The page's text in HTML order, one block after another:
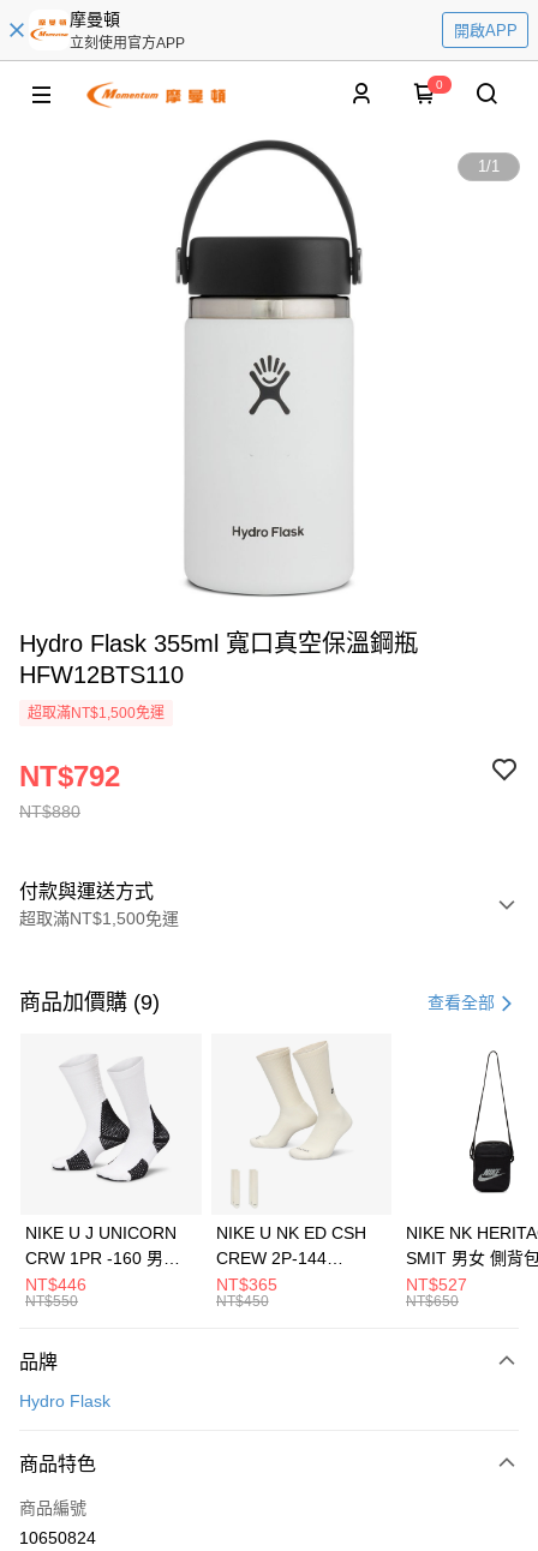
摩曼頓
立刻使用官方APP
開啟APP
0
1/1
Hydro Flask 355ml 寬口真空保溫鋼瓶
HFW12BTS110
超取滿NT$1,500免運
NT$880
NT$792
付款與運送方式
超取滿NT$1,500免運
信用卡一次付款
3 期 0 利率 每期 21家銀行
合作金庫商業銀行
第一商業銀行
華南商業銀行
彰化商業銀行
上海商業儲蓄銀行
元大商業銀行
台灣樂天信用卡公司
Apple Pay
全盈+PAY
AFTEE先享後付
【關於「AFTEE先享後付」】
便利好安心！
３．安心：先確認商品／服務後，再付款。
【「AFTEE先享後付」結帳流程】
１．於結帳方式選擇「AFTEE先享後付」後，將跳轉至「AFTEE先享後付」
運送方式
每筆NT$100，滿NT$1,500(含以上)免運費
宅配
每筆NT$100，滿NT$1,500(含以上)免運費
商品加價購 (9) 查看全部
NIKE U J UNICORN
CRW 1PR -160 男女
中統襪 FZ3393100
NT$446
NT$550
NIKE U NK ED CSH
CREW 2P-144
EMBRDY 男女 短統襪
FZ3073133
NT$365
NT$450
NIKE NK
SMIT 男女 側背
BA5871010
NT$527
NT$650
品牌
Hydro Flask
商品特色
商品編號
10650824